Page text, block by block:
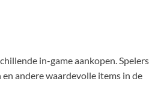
in-game aankopen. Spelers
andere waardevolle items in de